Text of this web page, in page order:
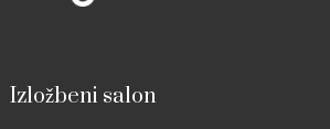
Izložbeni salon